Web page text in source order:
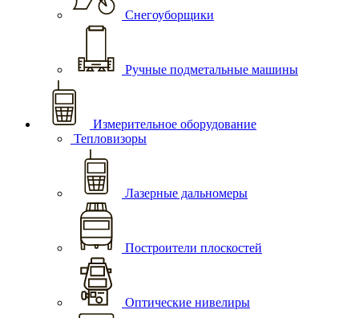
Снегоуборщики
Ручные подметальные машины
Измерительное оборудование
Тепловизоры
Лазерные дальномеры
Построители плоскостей
Оптические нивелиры